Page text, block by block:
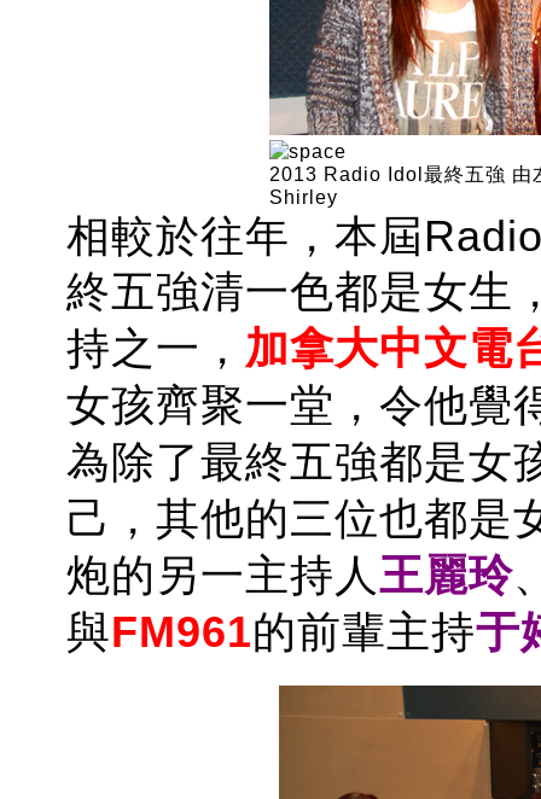
2013 Radio Idol最終五強
Shirley
相較於往年，本屆
終五強清一色都是女生
持之一， 加拿大中文電
女孩齊聚一堂，令他覺
為除了最終五強都是女
己，其他的三位也都是
炮的另一主持人王麗玲
與FM961的前輩主持于